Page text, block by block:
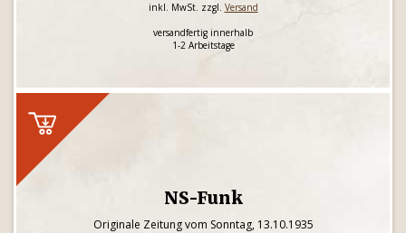
inkl. MwSt. zzgl. Versand
versandfertig innerhalb
1-2 Arbeitstage
NS-Funk
Originale Zeitung vom Sonntag, 13.10.1935